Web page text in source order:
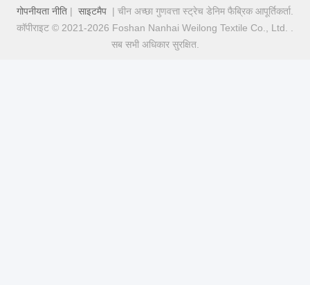
गोपनीयता नीति | साइटमैप | चीन अच्छा गुणवत्ता स्ट्रेच डेनिम फैब्रिक आपूर्तिकर्ता.
कॉपीराइट © 2021-2026 Foshan Nanhai Weilong Textile Co., Ltd. .
सब सभी अधिकार सुरक्षित.